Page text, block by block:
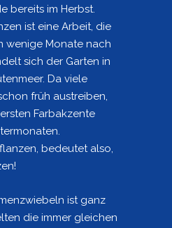
bereits im Herbst.
ist eine Arbeit, die
wenige Monate nach
sich der Garten in
Da viele
früh austreiben,
Farbakzente
bedeutet also,
ist ganz
die immer gleichen